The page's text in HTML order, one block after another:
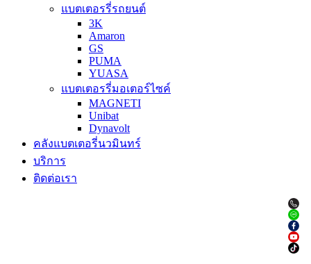
แบตเตอรรี่รถยนต์
3K
Amaron
GS
PUMA
YUASA
แบตเตอรรี่มอเตอร์ไซค์
MAGNETI
Unibat
Dynavolt
คลังแบตเตอรี่นวมินทร์
บริการ
ติดต่อเรา